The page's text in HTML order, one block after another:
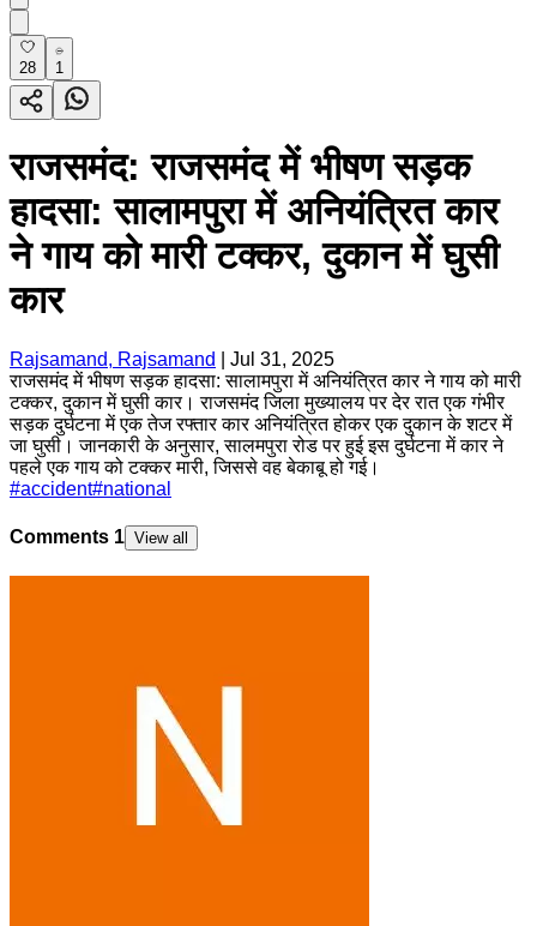
28 1
राजसमंद: राजसमंद में भीषण सड़क
हादसा: सालामपुरा में अनियंत्रित कार
ने गाय को मारी टक्कर, दुकान में घुसी
कार
Rajsamand, Rajsamand
Jul 31, 2025
राजसमंद में भीषण सड़क हादसा: सालामपुरा में अनियंत्रित कार ने गाय को मारी
टक्कर, दुकान में घुसी कार। राजसमंद जिला मुख्यालय पर देर रात एक गंभीर
सड़क दुर्घटना में एक तेज रफ्तार कार अनियंत्रित होकर एक दुकान के शटर में
जा घुसी। जानकारी के अनुसार, सालमपुरा रोड पर हुई इस दुर्घटना में कार ने
पहले एक गाय को टक्कर मारी, जिससे वह बेकाबू हो गई।
#accident#national
Comments 1 View all